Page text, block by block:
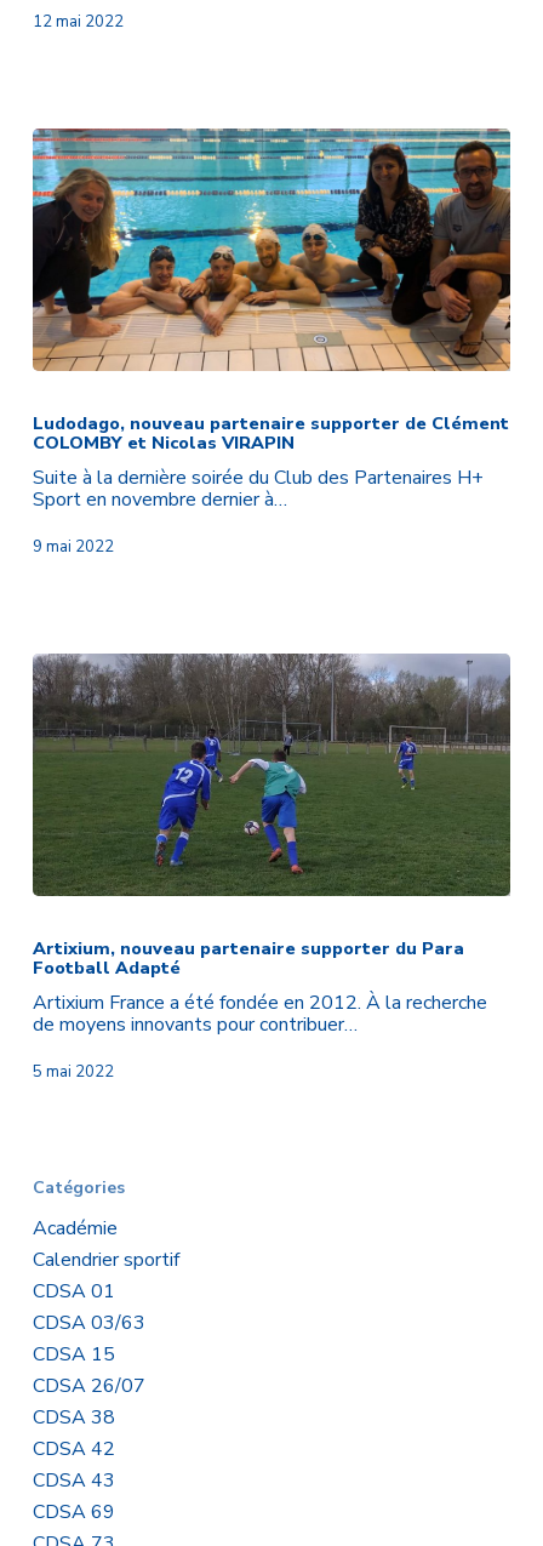
12 mai 2022
partenaire
supporter
de
Clément
COLOMBY
et
Nicolas
Ludodago, nouveau partenaire supporter de Clément
COLOMBY et Nicolas VIRAPIN
Suite à la dernière soirée du Club des Partenaires H+
Sport en novembre dernier à…
9 mai 2022
partenaire
supporter
du
Para
Football
Adapté
Artixium, nouveau partenaire supporter du Para
Football Adapté
Artixium France a été fondée en 2012. À la recherche
de moyens innovants pour contribuer…
5 mai 2022
Catégories
Académie
Calendrier sportif
CDSA 01
CDSA 03/63
CDSA 15
CDSA 26/07
CDSA 38
CDSA 42
CDSA 43
CDSA 69